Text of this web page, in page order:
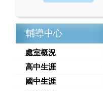
輔導中心
處室概況
高中生涯
國中生涯